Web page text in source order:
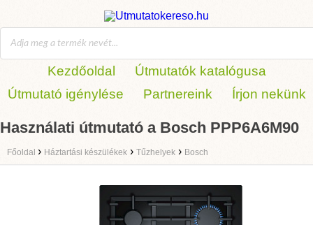
Kezdőoldal
Útmutatók katalógusa
Útmutató igénylése
Partnereink Írjon nekünk
Használati útmutató a Bosch PPP6A6M90
Főoldal › Háztartási készülékek › Tűzhelyek › Bosch